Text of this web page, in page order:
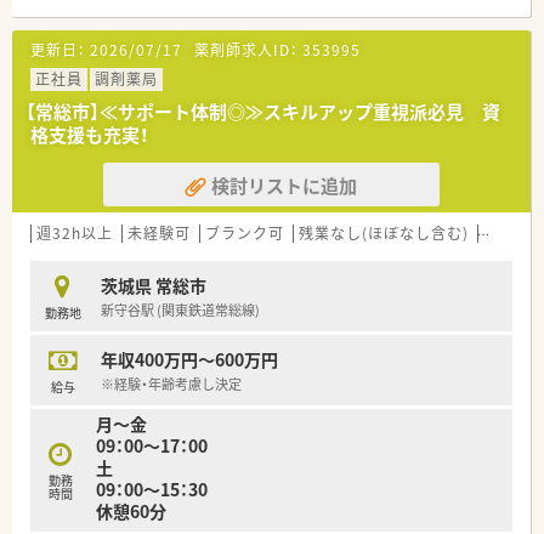
更新日： 2026/07/17 薬剤師求人ID： 353995
正社員
調剤薬局
【常総市】≪サポート体制◎≫スキルアップ重視派必見 資
格支援も充実！
検討リストに追加
週32h以上 未経験可 ブランク可 残業なし(ほぼなし含む) 転勤な
勤務地
茨城県 常総市
新守谷駅 (関東鉄道常総線)
給与
年収400万円～600万円
※経験・年齢考慮し決定
勤務
時間
月〜金
09：00～17：00
土
09：00〜15：30
休憩60分